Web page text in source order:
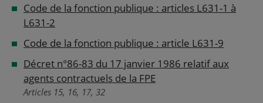
Code de la fonction publique : articles L631-1 à
L631-2
Code de la fonction publique : article L631-9
Décret n°86-83 du 17 janvier 1986 relatif aux
agents contractuels de la FPE
Articles 15, 16, 17, 32